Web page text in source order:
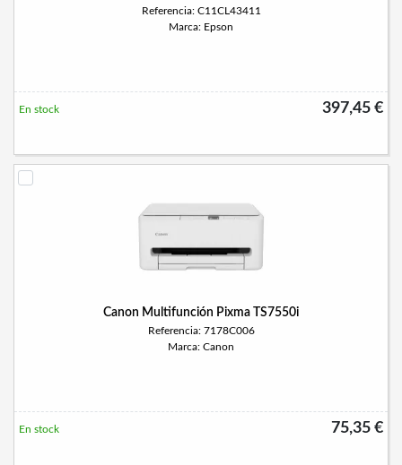
Referencia: C11CL43411
Marca: Epson
397,45 €
En stock
Canon Multifunción Pixma TS7550i
Referencia: 7178C006
Marca: Canon
75,35 €
En stock